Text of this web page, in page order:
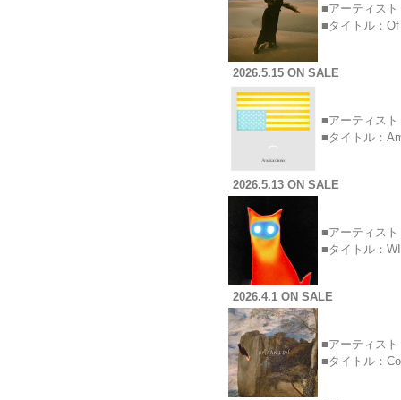
■アーティス
■タイトル：
2026.5.15 ON SALE
■アーティス
■タイトル：
2026.5.13 ON SALE
■アーティス
■タイトル：
2026.4.1 ON SALE
■アーティス
■タイトル：